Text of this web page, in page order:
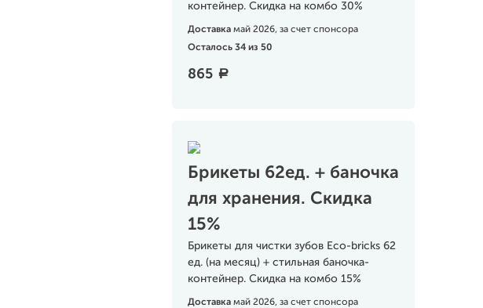
контейнер. Скидка на комбо 30%
Доставка май 2026, за счет спонсора
Осталось 34 из 50
865 a
Брикеты 62ед. + баночка
для хранения. Скидка
15%
Брикеты для чистки зубов Eco-bricks 62
ед. (на месяц) + стильная баночка-
контейнер. Скидка на комбо 15%
Доставка май 2026, за счет спонсора